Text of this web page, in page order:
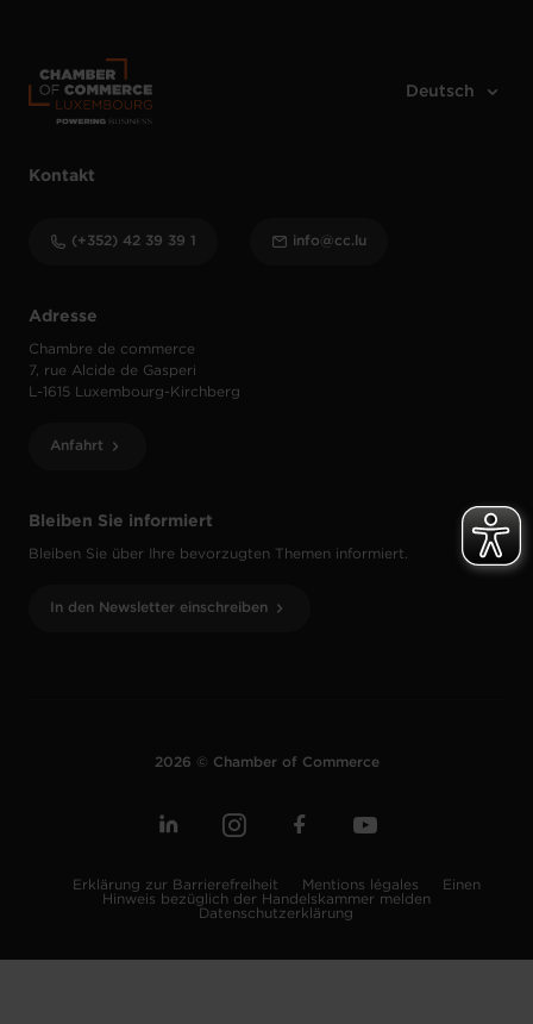
Bleiben Sie informiert
Bleiben Sie über Ihre bevorzugten Themen informiert.
In den Newsletter einschreiben
Adresse
Chambre de commerce
7, rue Alcide de Gasperi
L-1615 Luxembourg-Kirchberg
Anfahrt
Kontakt
(+352) 42 39 39 1 info@cc.lu
2026 © Chamber of Commerce
Erklärung zur Barrierefreiheit Mentions légales
Einen
Hinweis bezüglich der Handelskammer melden
Datenschutzerklärung